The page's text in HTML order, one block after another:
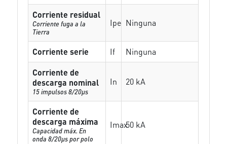
Corriente residual
Corriente fuga a la
Tierra
Ipe Ninguna
Corriente serie If
Ninguna
Corriente de
descarga nominal
15 impulsos 8/20µs
In 20 kA
Corriente de
descarga máxima
Capacidad máx. En
onda 8/20µs por polo
Imax50 kA